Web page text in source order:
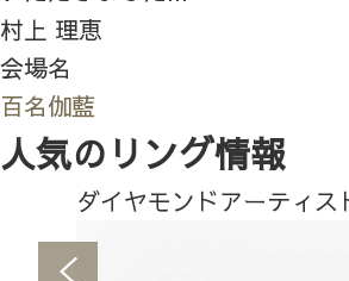
村上 理恵
会場名
百名伽藍
人気のリング情報
ダイヤモンドアーティス